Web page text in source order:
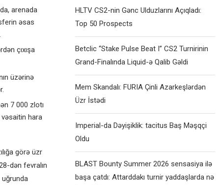
arenada
əsas
çıxışa
üzərinə
7 000 zlotı
hara
görə üzr
dən fevralın
HLTV CS2-nin Gənc Ulduzlarını Açıqladı:
Top 50 Prospects
Betclic “Stake Pulse Beat I” CS2 Turnirinin
Grand-Finalında Liquid-ə Qalib Gəldi
Mem Skandalı: FURIA Çinli Azarkeşlərdən
Üzr İstədi
Imperial-da Dəyişiklik: tacitus Baş Məşqçi
Oldu
BLAST Bounty Summer 2026 sensasiya ilə
başa çatdı: Attarddakı turnir yaddaşlarda nə